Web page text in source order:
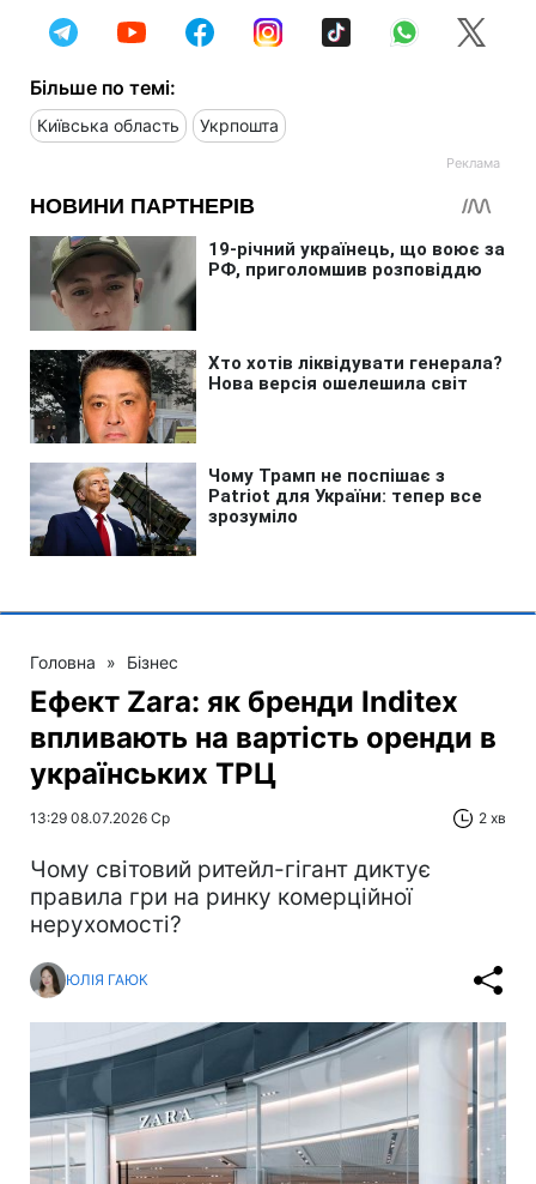
Більше по темі:
Київська область Укрпошта
Головна » Бізнес
Ефект Zara: як бренди Inditex
впливають на вартість оренди в
українських ТРЦ
13:29 08.07.2026 Ср 2 хв
Чому світовий ритейл-гігант диктує
правила гри на ринку комерційної
нерухомості?
ЮЛІЯ ГАЮК